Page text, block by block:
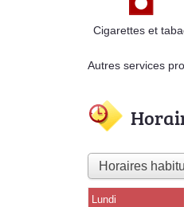
Cigarettes et
Autres services
Lundi